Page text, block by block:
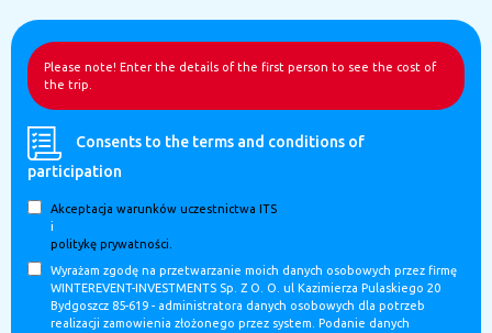
Please note! Enter the details of the first person to see the cost of
the trip.
Consents to the terms and conditions of
participation
Akceptacja warunków uczestnictwa ITS
i
politykę prywatności.
Wyrażam zgodę na przetwarzanie moich danych osobowych przez firmę
WINTEREVENT-INVESTMENTS Sp. Z O. O. ul Kazimierza Pulaskiego 20
Bydgoszcz 85-619 - administratora danych osobowych dla potrzeb
realizacji zamowienia złożonego przez system. Podanie danych